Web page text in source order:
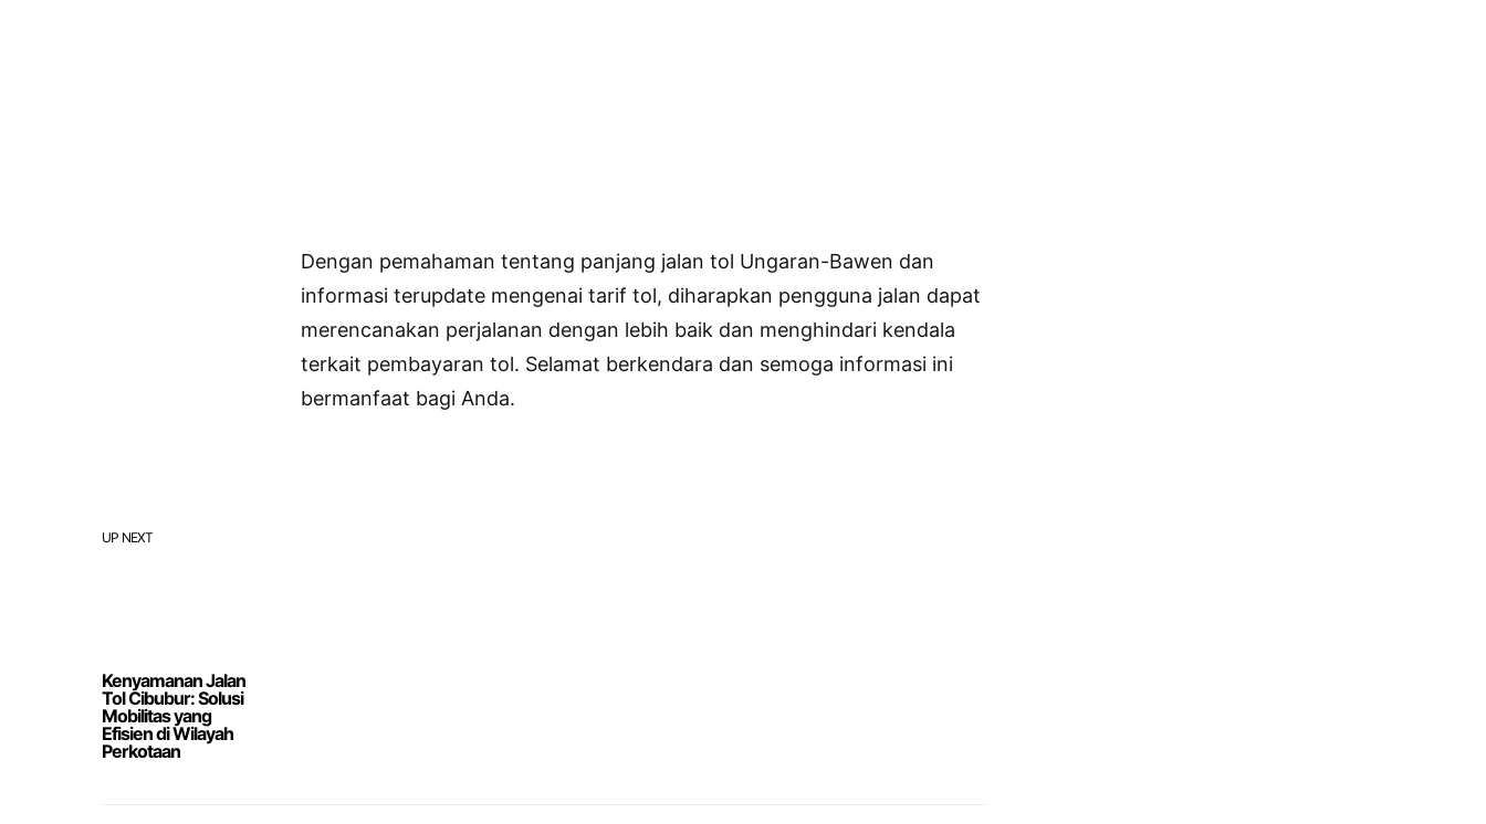
UP NEXT
Kenyamanan Jalan
Tol Cibubur: Solusi
Mobilitas yang
Efisien di Wilayah
Perkotaan
Dengan pemahaman tentang panjang jalan tol Ungaran-Bawen dan
informasi terupdate mengenai tarif tol, diharapkan pengguna jalan dapat
merencanakan perjalanan dengan lebih baik dan menghindari kendala
terkait pembayaran tol. Selamat berkendara dan semoga informasi ini
bermanfaat bagi Anda.